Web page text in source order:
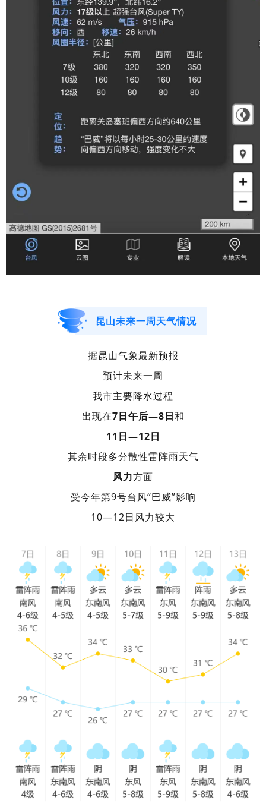
昆山未来一周天气情况
据昆山气象最新预报
预计未来一周
我市主要降水过程
出现在7日午后—8日和
11日—12日
其余时段多分散性雷阵雨天气
风力方面
受今年第9号台风“巴威”影响
10—12日风力较大